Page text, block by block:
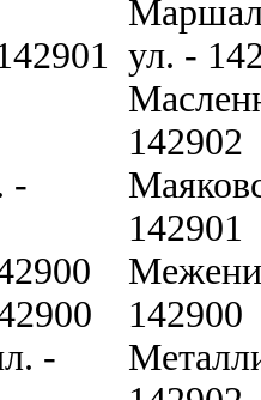
-
-
ул. -
142902
142901
142900